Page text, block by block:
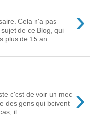
›
Cela n'a pas
de ce Blog, qui
plus de 15 an...
›
c'est de voir un mec
des gens qui boivent
il...